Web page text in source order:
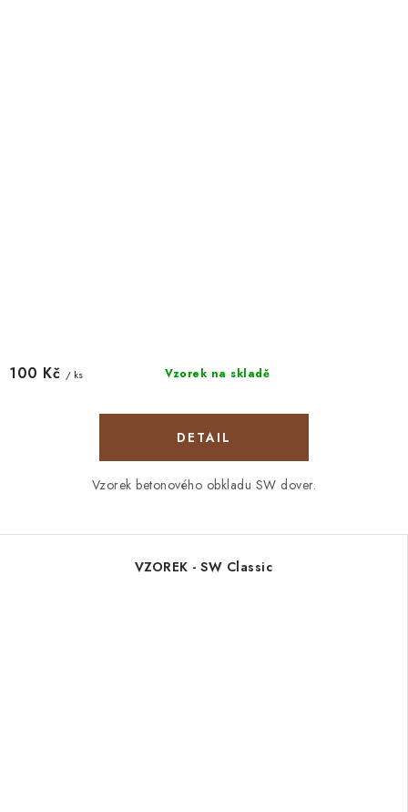
Vzorek na skladě
100 Kč / ks
Vzorek betonového obkladu SW dover.
VZOREK - SW Classic